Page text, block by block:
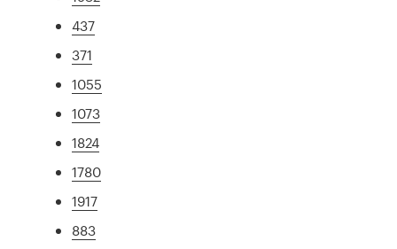
437
371
1055
1073
1824
1780
1917
883